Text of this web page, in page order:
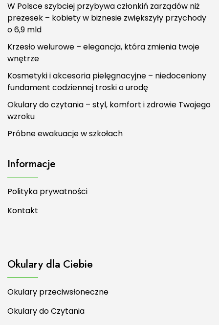
W Polsce szybciej przybywa członkiń zarządów niż
prezesek – kobiety w biznesie zwiększyły przychody
o 6,9 mld
Krzesło welurowe – elegancja, która zmienia twoje
wnętrze
Kosmetyki i akcesoria pielęgnacyjne – niedoceniony
fundament codziennej troski o urodę
Okulary do czytania – styl, komfort i zdrowie Twojego
wzroku
Próbne ewakuacje w szkołach
Informacje
Polityka prywatności
Kontakt
Okulary dla Ciebie
Okulary przeciwsłoneczne
Okulary do Czytania